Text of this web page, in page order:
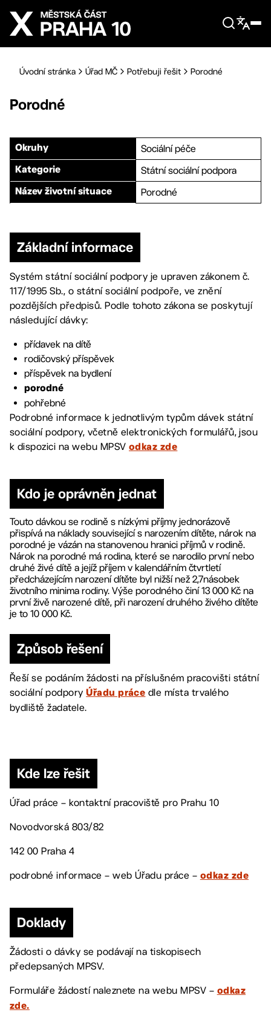
Přejít na hlavní obsah
Úvodní stránka Úřad MČ Potřebuji řešit Porodné
Porodné
Okruhy Sociální péče
Kategorie Státní sociální podpora
Název životní situace Porodné
Základní informace
Systém státní sociální podpory je upraven zákonem č.
117/1995 Sb., o státní sociální podpoře, ve znění
pozdějších předpisů. Podle tohoto zákona se poskytují
následující dávky:
přídavek na dítě
rodičovský příspěvek
příspěvek na bydlení
porodné
pohřebné
Podrobné informace k jednotlivým typům dávek státní
sociální podpory, včetně elektronických formulářů, jsou
k dispozici na webu MPSV odkaz zde
Kdo je oprávněn jednat
Touto dávkou se rodině s nízkými příjmy jednorázově
přispívá na náklady související s narozením dítěte, nárok na
porodné je vázán na stanovenou hranici příjmů v rodině.
Nárok na porodné má rodina, které se narodilo první nebo
druhé živé dítě a jejíž příjem v kalendářním čtvrtletí
předcházejícím narození dítěte byl nižší než 2,7násobek
životního minima rodiny. Výše porodného činí 13 000 Kč na
první živě narozené dítě, při narození druhého živého dítěte
je to 10 000 Kč.
Způsob řešení
Řeší se podáním žádosti na příslušném pracovišti státní
sociální podporyÚřadu práce dle místa trvalého
bydliště žadatele.
Kde lze řešit
Úřad práce – kontaktní pracoviště pro Prahu 10
Novodvorská 803/82
142 00 Praha 4
podrobné informace – web Úřadu práce – odkaz zde
Doklady
Žádosti o dávky se podávají na tiskopisech
předepsaných MPSV.
Formuláře žádostí naleznete na webu MPSV – odkaz
zde.